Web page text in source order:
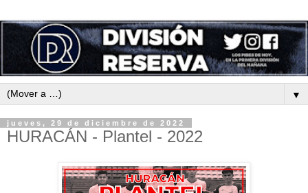
▼
jueves, 29 de diciembre de 2022
HURACÁN - Plantel - 2022